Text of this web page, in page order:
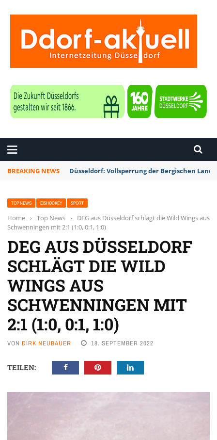
BREAKING NEWS Düsseldorf: Vollsperrung der Bergischen
TOP NEWS EISHOCKEY SPORT
Home › Top News ›
DEG aus Düsseldorf schlägt die Wild Wings aus
Schwenningen mit 2:1 (1:0, 0:1, 1:0)
DEG AUS DÜSSELDORF
SCHLÄGT DIE WILD
WINGS AUS
SCHWENNINGEN MIT
2:1 (1:0, 0:1, 1:0)
VON DIRK NEUBAUER 18. SEPTEMBER 2022
TEILEN: